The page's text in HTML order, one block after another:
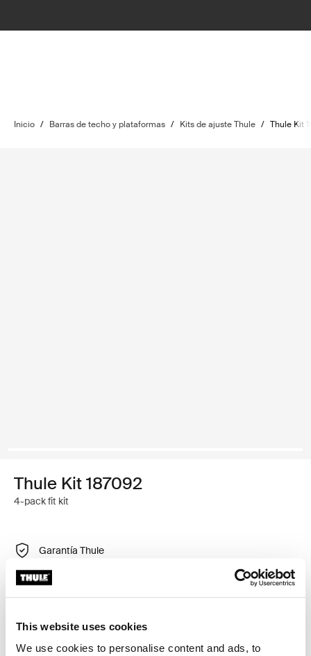
This website uses cookies
We use cookies to personalise content and ads, to
Inicio / Barras de techo y plataformas / Kits de ajuste Thule / Thule Kit
Thule Kit 187092
4-pack fit kit
Garantía Thule
Encontrar en tienda
Kit de ajuste a la medida para montar un sistema de
portaequipajes de techo Thule en vehículos con puntos